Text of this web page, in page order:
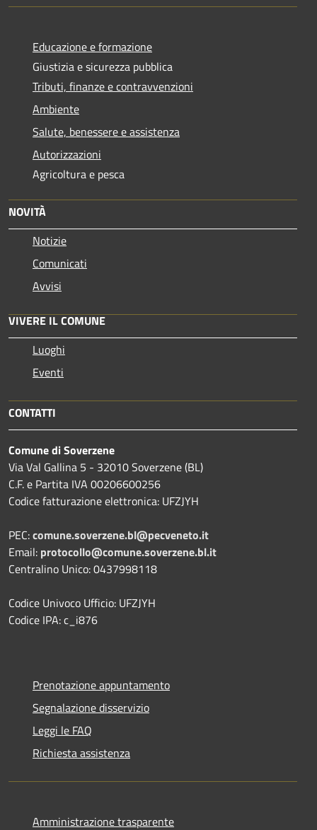
Educazione e formazione
Giustizia e sicurezza pubblica
Tributi, finanze e contravvenzioni
Ambiente
Salute, benessere e assistenza
Autorizzazioni
Agricoltura e pesca
NOVITÀ
Notizie
Comunicati
Avvisi
VIVERE IL COMUNE
Luoghi
Eventi
CONTATTI
Comune di Soverzene
Via Val Gallina 5 - 32010 Soverzene (BL)
C.F. e Partita IVA 00206600256
Codice fatturazione elettronica: UFZJYH
PEC:comune.soverzene.bl@pecveneto.it
Email: protocollo@comune.soverzene.bl.it
Centralino Unico: 0437998118
Codice Univoco Ufficio: UFZJYH
Codice IPA: c_i876
Prenotazione appuntamento
Segnalazione disservizio
Leggi le FAQ
Richiesta assistenza
Amministrazione trasparente